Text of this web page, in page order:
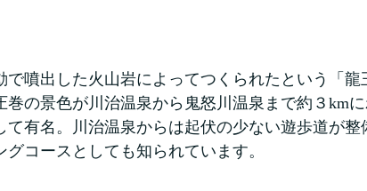
で噴出した火山岩によってつくられたという「龍
の景色が川治温泉から鬼怒川温泉まで約３km
て有名。川治温泉からは起伏の少ない遊歩道が整
コースとしても知られています。